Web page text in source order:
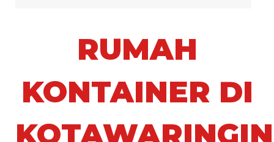
RUMAH
KONTAINER DI
KOTAWARINGIN